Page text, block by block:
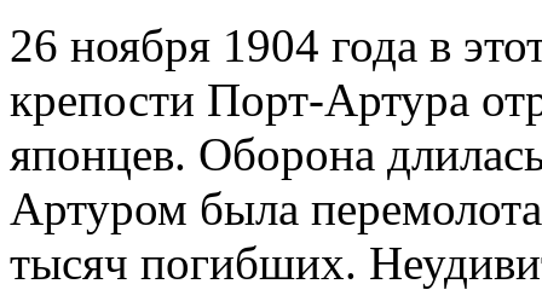
26 ноября 1904 года в
крепости Порт-Артура
японцев. Оборона
Артуром была
тысяч погибших.